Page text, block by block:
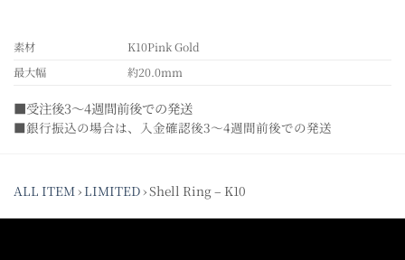
素材
K10Pink Gold
最大幅
約20.0mm
■受注後3～4週間前後での発送
■銀行振込の場合は、入金確認後3～4週間前後での発送
ALL ITEM›LIMITED›Shell Ring – K10